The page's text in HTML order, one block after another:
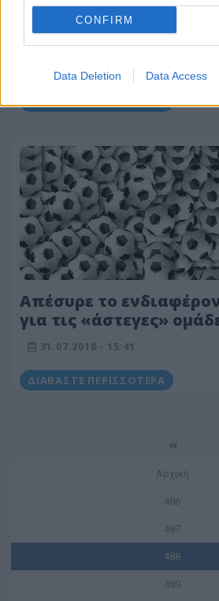
CONFIRM
Data Deletion Data Access
Και όμως το MEGA
31.07.2018 - 18:39
ΔΙΑΒΆΣΤΕ ΠΕΡΙΣΣΌΤΕΡΑ
Απέσυρε το
για τις «άστεγες»
League
31.07.2018 - 15:41
ΔΙΑΒΆΣΤΕ ΠΕΡΙΣΣΌΤΕΡΑ
Αρχική
486
487
488
489